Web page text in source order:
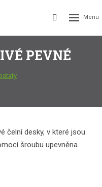
Vyhledávání
Rozbalení
PEVNÉ
čelní desky, v které jsou
šroubu upevněna